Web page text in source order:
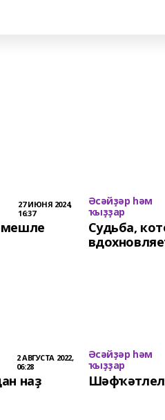
27 ИЮНЯ 2024,
16:37
Әсәйҙәр һәм
ҡыҙҙар
Судьба,
2 АВГУСТА 2022,
06:28
наҙ
Әсәйҙәр һәм
ҡыҙҙар